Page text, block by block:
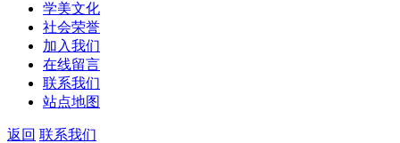
学美文化
社会荣誉
加入我们
在线留言
联系我们
站点地图
返回 联系我们